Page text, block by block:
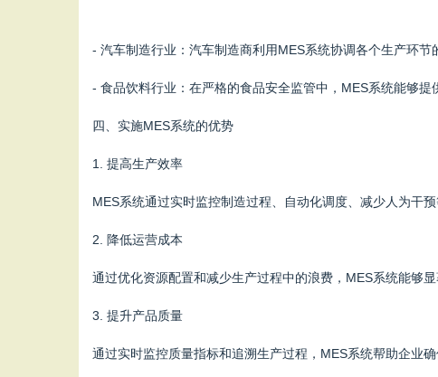
- 汽车制造行业：汽车制造商利用MES系统协调各个生产环节
- 食品饮料行业：在严格的食品安全监管中，MES系统能够
四、实施MES系统的优势
1. 提高生产效率
MES系统通过实时监控制造过程、自动化调度、减少人为干
2. 降低运营成本
通过优化资源配置和减少生产过程中的浪费，MES系统能够
3. 提升产品质量
通过实时监控质量指标和追溯生产过程，MES系统帮助企业